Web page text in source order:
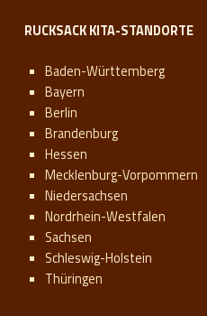
RUCKSACK KITA-STANDORTE
Baden-Württemberg
Bayern
Berlin
Brandenburg
Hessen
Mecklenburg-Vorpommern
Niedersachsen
Nordrhein-Westfalen
Sachsen
Schleswig-Holstein
Thüringen